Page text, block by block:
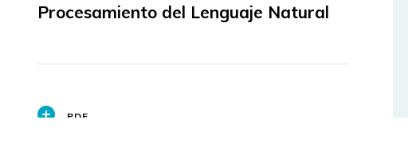
Procesamiento del Lenguaje Natural
PDF